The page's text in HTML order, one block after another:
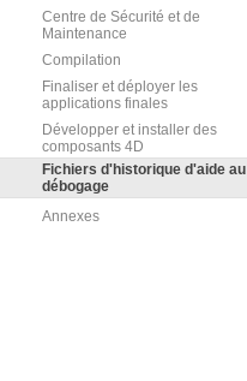
Centre de Sécurité et de
Maintenance
Compilation
Finaliser et déployer les
applications finales
Développer et installer des
composants 4D
Fichiers d'historique d'aide au
débogage
Annexes